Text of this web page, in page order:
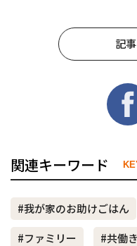
記
関連キーワード
#我が家のお助けごはん
#ファミリー
#共働き